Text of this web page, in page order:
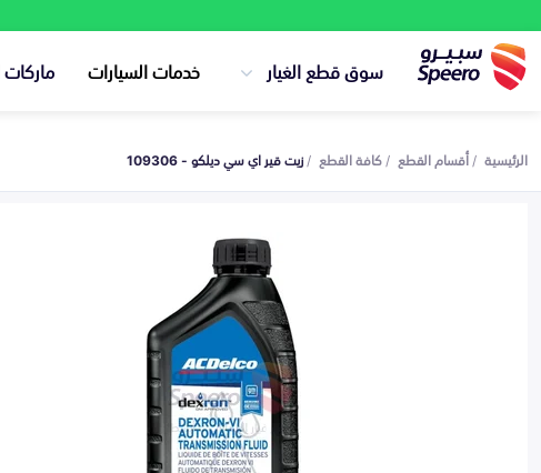
سوق قطع الغيار خدمات السيارات
الرئيسية أقسام القطع كافة القطع زيت قير اي سي ديلكو - 109306